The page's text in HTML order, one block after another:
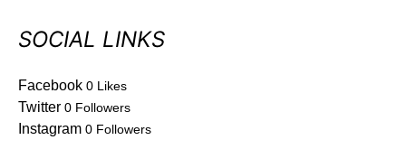
SOCIAL LINKS
Facebook 0 Likes
Twitter 0 Followers
Instagram 0 Followers